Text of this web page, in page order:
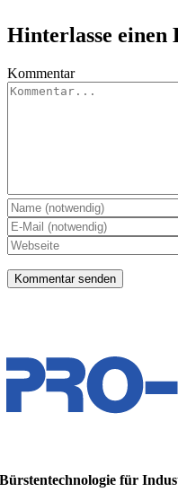
Hinterlasse einen
Kommentar
Bürstentechnologie für